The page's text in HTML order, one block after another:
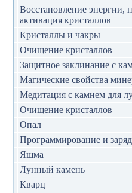
Восстановление энергии,
активация кристаллов
Кристаллы и чакры
Очищение кристаллов
Защитное заклинание с
Магические свойства
Медитация с камнем для
Очищение кристаллов
Опал
Программирование и
Яшма
Лунный камень
Кварц